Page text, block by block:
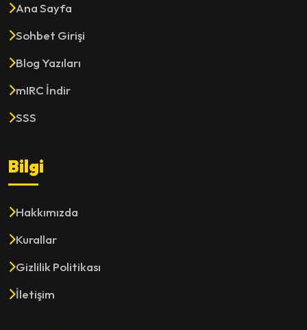
Ana Sayfa
Sohbet Girişi
Blog Yazıları
mIRC İndir
SSS
Bilgi
Hakkımızda
Kurallar
Gizlilik Politikası
İletişim